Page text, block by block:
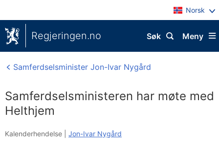
Norsk
Regjeringen.no Meny
Søk
Samferdselsminister Jon-Ivar Nygård
Samferdselsministeren har møte med
Helthjem
Kalenderhendelse | Jon-Ivar Nygård